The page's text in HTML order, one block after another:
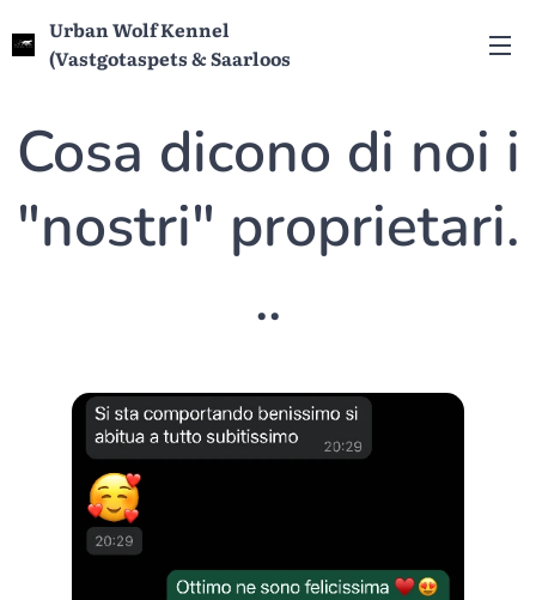
Urban Wolf Kennel
(Vastgotaspets & Saarloos
Cosa dicono di noi i
"nostri" proprietari.
..